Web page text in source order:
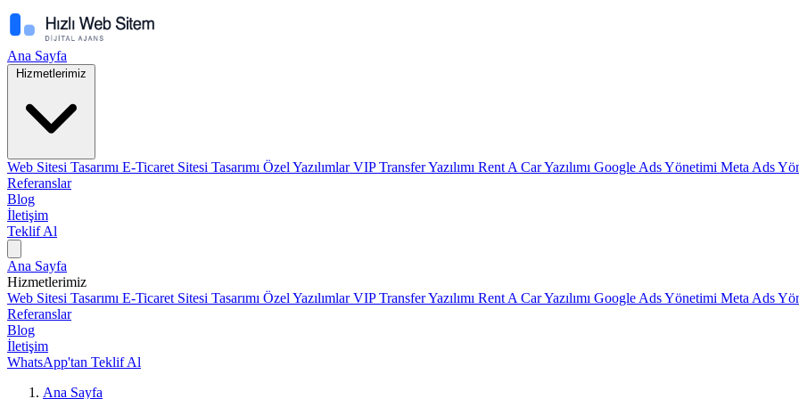
Ana Sayfa
Hizmetlerimiz
Web Sitesi Tasarımı E-Ticaret Sitesi Tasarımı Özel YazılımlarVIP Transfer Yazılımı Rent A Car Yazılımı Google Ads Yönetimi Meta Ads
Referanslar
Blog
İletişim
Teklif Al
Ana Sayfa
Hizmetlerimiz
Web Sitesi Tasarımı E-Ticaret Sitesi Tasarımı Özel YazılımlarVIP Transfer Yazılımı Rent A Car Yazılımı Google Ads Yönetimi Meta Ads
Referanslar
Blog
İletişim
WhatsApp'tan Teklif Al
Ana Sayfa